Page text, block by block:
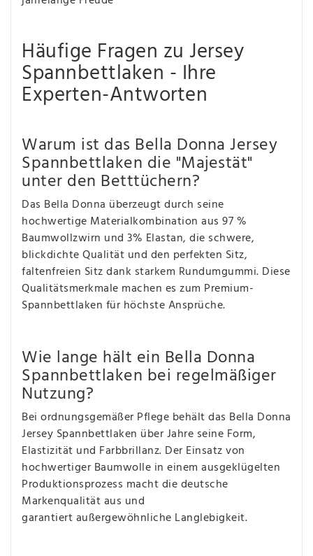
Häufige Fragen zu Jersey
Spannbettlaken - Ihre
Experten-Antworten
Warum ist das Bella Donna Jersey
Spannbettlaken die "Majestät"
unter den Betttüchern?
Das Bella Donna überzeugt durch seine
hochwertige Materialkombination aus 97 %
Baumwollzwirn und 3% Elastan, die schwere,
blickdichte Qualität und den perfekten Sitz,
faltenfreien Sitz dank starkem Rundumgummi. Diese
Qualitätsmerkmale machen es zum Premium-
Spannbettlaken für höchste Ansprüche.
Wie lange hält ein Bella Donna
Spannbettlaken bei regelmäßiger
Nutzung?
Bei ordnungsgemäßer Pflege behält das Bella Donna
Jersey Spannbettlaken über Jahre seine Form,
Elastizität und Farbbrillanz. Der Einsatz von
hochwertiger Baumwolle in einem ausgeklügelten
Produktionsprozess macht die deutsche
Markenqualität aus und
garantiert außergewöhnliche Langlebigkeit.